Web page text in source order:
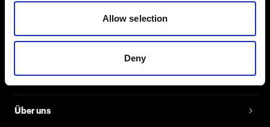
Allow selection
Deny
größer als JPEG-Dateien, weshalb sie
Über uns